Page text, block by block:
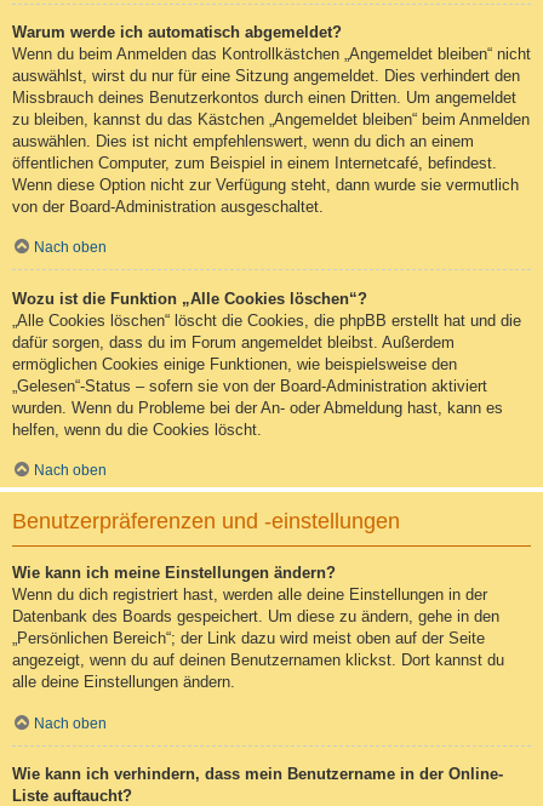
Warum werde ich automatisch abgemeldet?
Wenn du beim Anmelden das Kontrollkästchen „Angemeldet bleiben“ nicht
auswählst, wirst du nur für eine Sitzung angemeldet. Dies verhindert den
Missbrauch deines Benutzerkontos durch einen Dritten. Um angemeldet
zu bleiben, kannst du das Kästchen „Angemeldet bleiben“ beim Anmelden
auswählen. Dies ist nicht empfehlenswert, wenn du dich an einem
öffentlichen Computer, zum Beispiel in einem Internetcafé, befindest.
Wenn diese Option nicht zur Verfügung steht, dann wurde sie vermutlich
von der Board-Administration ausgeschaltet.
Nach oben
Wozu ist die Funktion „Alle Cookies löschen“?
„Alle Cookies löschen“ löscht die Cookies, die phpBB erstellt hat und die
dafür sorgen, dass du im Forum angemeldet bleibst. Außerdem
ermöglichen Cookies einige Funktionen, wie beispielsweise den
„Gelesen“-Status – sofern sie von der Board-Administration aktiviert
wurden. Wenn du Probleme bei der An- oder Abmeldung hast, kann es
helfen, wenn du die Cookies löscht.
Nach oben
Benutzerpräferenzen und -einstellungen
Wie kann ich meine Einstellungen ändern?
Wenn du dich registriert hast, werden alle deine Einstellungen in der
Datenbank des Boards gespeichert. Um diese zu ändern, gehe in den
„Persönlichen Bereich“; der Link dazu wird meist oben auf der Seite
angezeigt, wenn du auf deinen Benutzernamen klickst. Dort kannst du
alle deine Einstellungen ändern.
Nach oben
Wie kann ich verhindern, dass mein Benutzername in der Online-
Liste auftaucht?